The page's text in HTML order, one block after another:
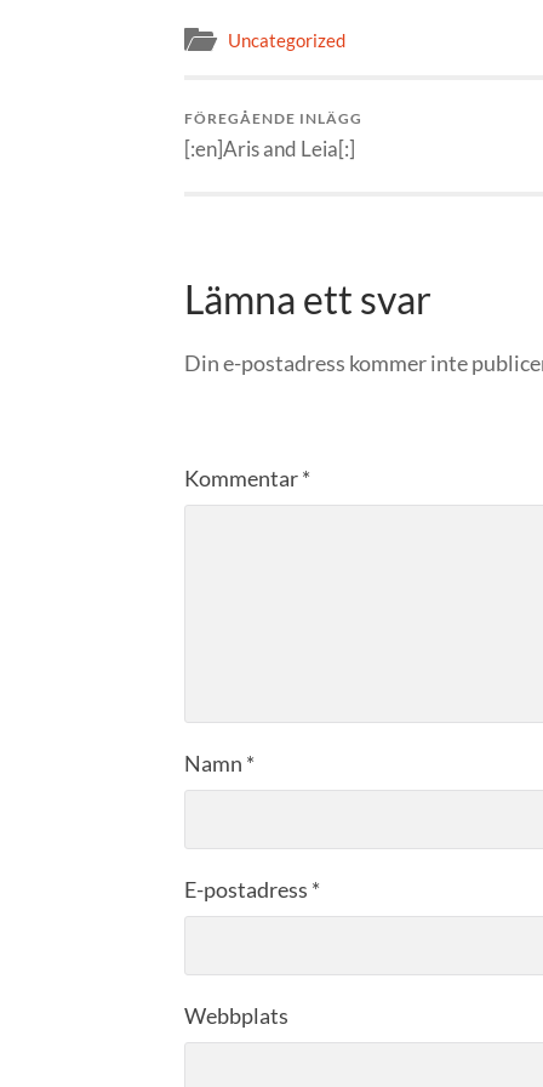
Uncategorized
FÖREGÅENDE INLÄGG
[:en]Aris and Leia[:]
Lämna ett svar
Din e-postadress kommer inte
Kommentar*
Namn *
E-postadress *
Webbplats